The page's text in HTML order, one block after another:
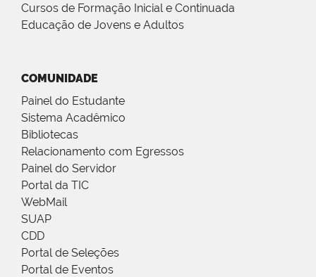
Cursos de Formação Inicial e Continuada
Educação de Jovens e Adultos
COMUNIDADE
Painel do Estudante
Sistema Acadêmico
Bibliotecas
Relacionamento com Egressos
Painel do Servidor
Portal da TIC
WebMail
SUAP
CDD
Portal de Seleções
Portal de Eventos